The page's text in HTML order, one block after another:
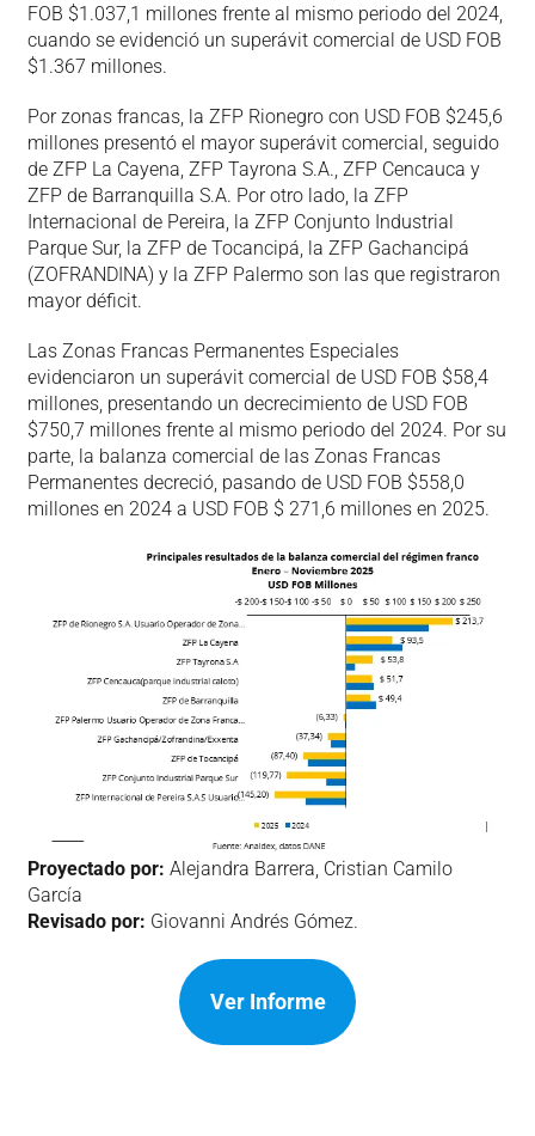
FOB $1.037,1 millones frente al mismo periodo del 2024,
cuando se evidenció un superávit comercial de USD FOB
$1.367 millones.
Por zonas francas, la ZFP Rionegro con USD FOB $245,6
millones presentó el mayor superávit comercial, seguido
de ZFP La Cayena, ZFP Tayrona S.A., ZFP Cencauca y
ZFP de Barranquilla S.A. Por otro lado, la ZFP
Internacional de Pereira, la ZFP Conjunto Industrial
Parque Sur, la ZFP de Tocancipá, la ZFP Gachancipá
(ZOFRANDINA) y la ZFP Palermo son las que registraron
mayor déficit.
Las Zonas Francas Permanentes Especiales
evidenciaron un superávit comercial de USD FOB $58,4
millones, presentando un decrecimiento de USD FOB
$750,7 millones frente al mismo periodo del 2024. Por su
parte, la balanza comercial de las Zonas Francas
Permanentes decreció, pasando de USD FOB $558,0
millones en 2024 a USD FOB $ 271,6 millones en 2025.
Proyectado por: Alejandra Barrera, Cristian Camilo
García
Revisado por: Giovanni Andrés Gómez.
Ver Informe